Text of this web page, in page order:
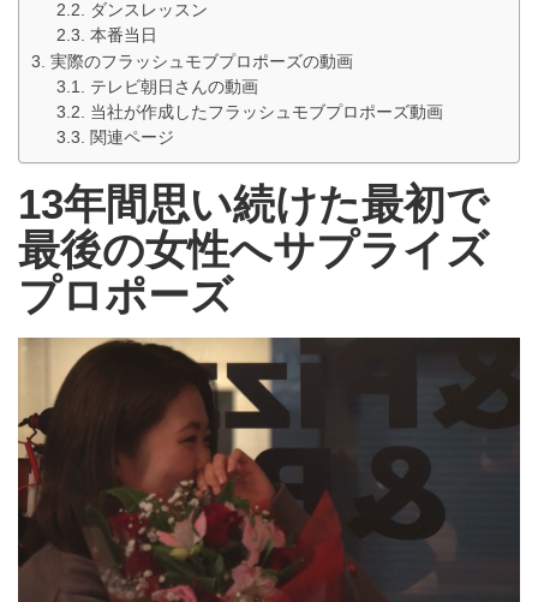
ダンスレッスン
本番当日
実際のフラッシュモブプロポーズの動画
テレビ朝日さんの動画
当社が作成したフラッシュモブプロポーズ動画
関連ページ
13年間思い続けた最初で
最後の女性へサプライズ
プロポーズ